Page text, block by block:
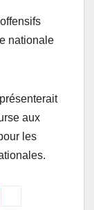
nationale
aux
les